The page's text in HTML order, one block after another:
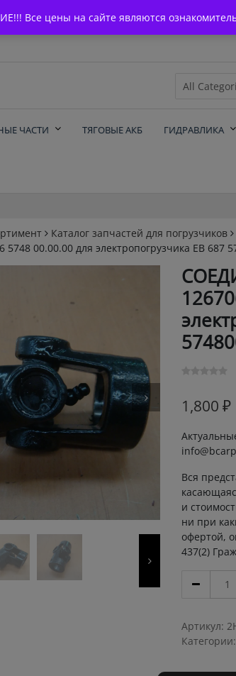
Все цены на сайте являются
для вилочых
ЧАСТИ ТЯГОВЫЕ АКБ ГИДРАВЛИКА
Каталог запчастей для погрузчиков
00.00.00 для электропогрузчика ЕВ 687
1,800 ₽
Вся
и
ни при
офертой,
437(2)
5748
для
Артикул:
Категории: